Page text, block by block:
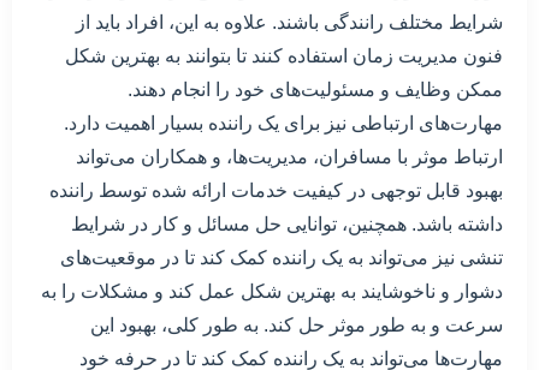
شرایط مختلف رانندگی باشند. علاوه به این، افراد باید از
فنون مدیریت زمان استفاده کنند تا بتوانند به بهترین شکل
ممکن وظایف و مسئولیت‌های خود را انجام دهند.
مهارت‌های ارتباطی نیز برای یک راننده بسیار اهمیت دارد.
ارتباط موثر با مسافران، مدیریت‌ها، و همکاران می‌تواند
بهبود قابل توجهی در کیفیت خدمات ارائه شده توسط راننده
داشته باشد. همچنین، توانایی حل مسائل و کار در شرایط
تنشی نیز می‌تواند به یک راننده کمک کند تا در موقعیت‌های
دشوار و ناخوشایند به بهترین شکل عمل کند و مشکلات را به
سرعت و به طور موثر حل کند. به طور کلی، بهبود این
مهارت‌ها می‌تواند به یک راننده کمک کند تا در حرفه خود